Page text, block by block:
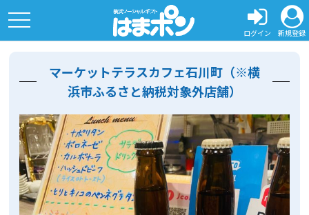
ログイン 新規登録
toggle
navigation
マーケットテラスカフェ石川町（※横
浜市ふるさと納税対象外店舗）